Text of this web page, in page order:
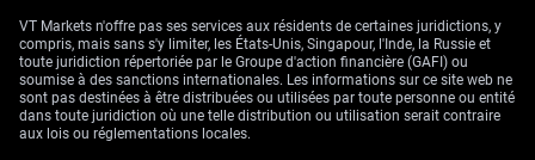
tournés vers les données américaines sur les dépenses de
consommation des ménages (PCE) plus tard cette semaine,
susceptibles de conforter l’approche patiente de la Fed.
Cette configuration rappelle la période 2014-2016, lorsqu’une divergence
similaire entre la politique de la Fed et celle de la BdC avait propulsé
l’USD/CAD de 1,10 à au-delà de 1,45. Sans anticiper un mouvement
VT Markets n'offre pas ses services aux résidents de certaines juridictions, y
compris, mais sans s'y limiter, les États-Unis, Singapour, l'Inde, la Russie et
toute juridiction répertoriée par le Groupe d'action financière (GAFI) ou
soumise à des sanctions internationales. Les informations sur ce site web ne
sont pas destinées à être distribuées ou utilisées par toute personne ou entité
dans toute juridiction où une telle distribution ou utilisation serait contraire
aux lois ou réglementations locales.